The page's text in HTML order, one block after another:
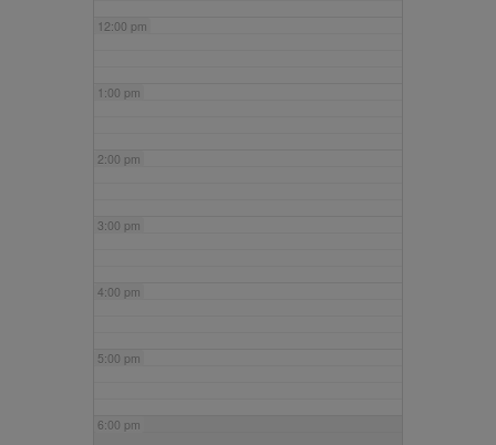
12:00 pm
1:00 pm
2:00 pm
3:00 pm
4:00 pm
5:00 pm
6:00 pm